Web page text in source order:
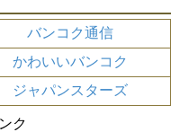
バンコク通信
かわいいバンコク
ジャパンスターズ
ク